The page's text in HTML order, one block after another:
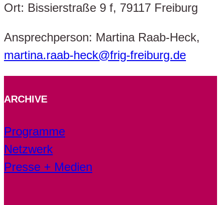
Ort: Bissierstraße 9 f, 79117 Freiburg
Ansprechperson: Martina Raab-Heck,
martina.raab-heck@frig-freiburg.de
ARCHIVE
Programme
Netzwerk
Presse + Medien